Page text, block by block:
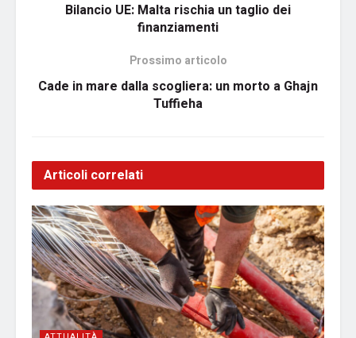
Bilancio UE: Malta rischia un taglio dei
finanziamenti
Prossimo articolo
Cade in mare dalla scogliera: un morto a Ghajn
Tuffieha
Articoli correlati